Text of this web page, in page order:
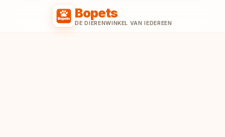
Bopets
DE DIERENWINKEL VAN IEDEREEN